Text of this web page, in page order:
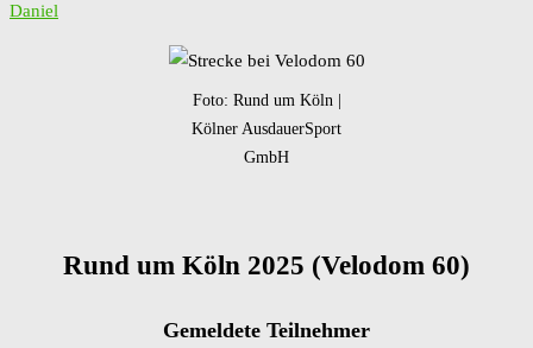
Daniel
Foto: Rund um Köln |
Kölner AusdauerSport
GmbH
Rund um Köln 2025 (Velodom 60)
Gemeldete Teilnehmer